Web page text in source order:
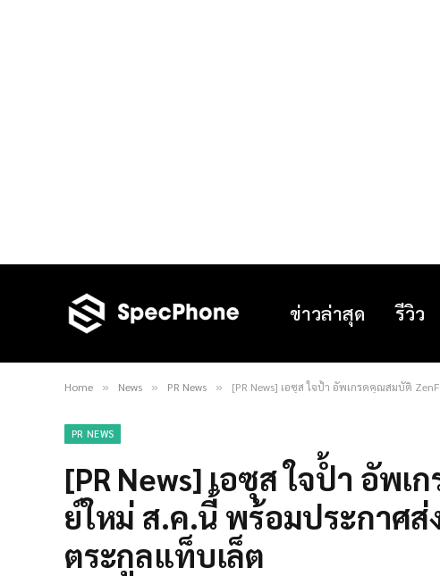
ข่าวล่าสุด รีวิว
Home » News » PR News » [PR News] เอซุส ใจป้ำ อัพเกรดคุณสมบัติ
PR NEWS
[PR News] เอซุส ใจป้ำ อัพ
ย์ใหม่ ส.ค.นี้ พร้อมประกาศส่
ตระกูลแท็บเล็ต